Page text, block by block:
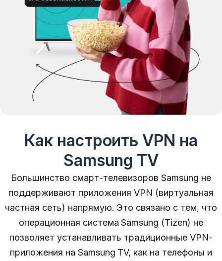
Как настроить VPN на
Samsung TV
Большинство смарт-телевизоров Samsung не
поддерживают приложения VPN (виртуальная
частная сеть) напрямую. Это связано с тем, что
операционная система Samsung (Tizen) не
позволяет устанавливать традиционные VPN-
приложения на Samsung TV, как на телефоны и